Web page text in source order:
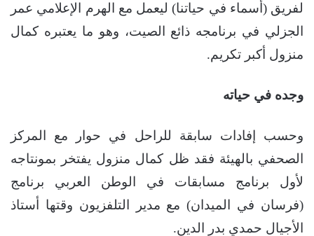
لفريق (أسماء في حياتنا) ليعمل مع الهرم الإعلامي عمر
الجزلي في برنامجه ذائع الصيت، وهو ما يعتبره كمال
منزول أكبر تكريم.
وجده في حياته
وحسب إفادات سابقة للراحل في حوار مع المركز
الصحفي بالهيئة فقد ظل كمال منزول يفتخر بمونتاجه
لأول برنامج مسابقات في الوطن العربي برنامج
(فرسان في الميدان) مع مدير التلفزيون وقتها أستاذ
الأجيال حمدي بدر الدين.